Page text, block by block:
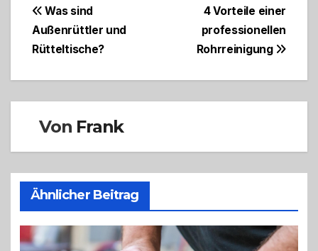
Beitragsnavigation4 Vorteile einer
professionellen
Rohrreinigung
Was sind
Außenrüttler und
Rütteltische?
Von Frank
Ähnlicher Beitrag